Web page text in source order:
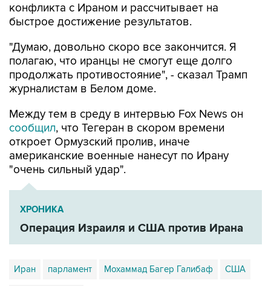
конфликта с Ираном и рассчитывает на
быстрое достижение результатов.
"Думаю, довольно скоро все закончится. Я
полагаю, что иранцы не смогут еще долго
продолжать противостояние", - сказал Трамп
журналистам в Белом доме.
Между тем в среду в интервью Fox News он
сообщил, что Тегеран в скором времени
откроет Ормузский пролив, иначе
американские военные нанесут по Ирану
"очень сильный удар".
ХРОНИКА
Операция Израиля и США против Ирана
Иран парламент Мохаммад Багер Галибаф США